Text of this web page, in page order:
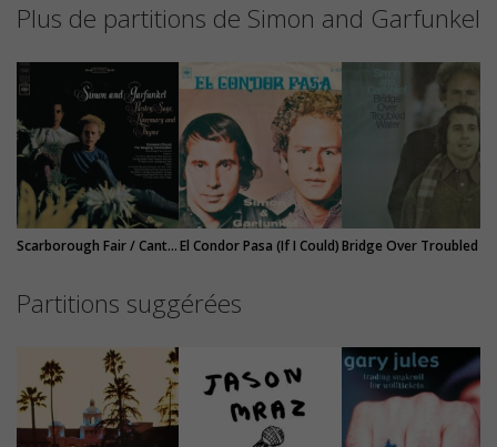
Plus de partitions de Simon and Garfunkel
Scarborough Fair / Canticle El Condor Pasa (If I Could)
Partitions suggérées